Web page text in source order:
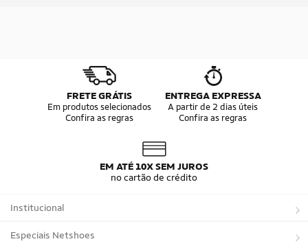
FRETE GRÁTIS
Em produtos selecionados
Confira as regras
ENTREGA EXPRESSA
A partir de 2 dias úteis
Confira as regras
EM ATÉ 10X SEM JUROS
no cartão de crédito
Institucional
Sobre a Netshoes
Especiais Netshoes